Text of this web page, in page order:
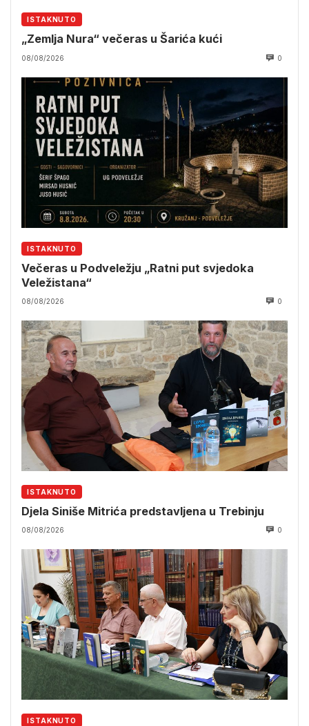
ISTAKNUTO
„Zemlja Nura“ večeras u Šarića kući
08/08/2026 0
ISTAKNUTO
Večeras u Podveležju „Ratni put svjedoka
Veležistana“
08/08/2026 0
ISTAKNUTO
Djela Siniše Mitrića predstavljena u Trebinju
08/08/2026 0
ISTAKNUTO